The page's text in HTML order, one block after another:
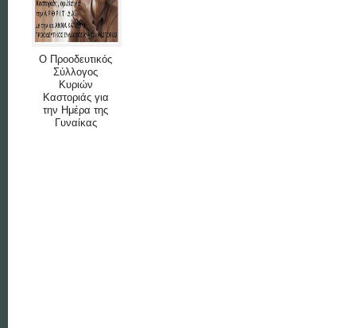
Ο Προοδευτικός
Σύλλογος
Κυριών
Καστοριάς για
την Ημέρα της
Γυναίκας